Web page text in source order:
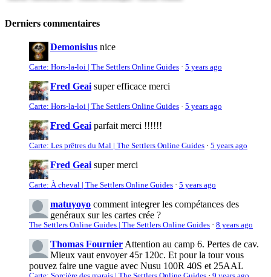
Derniers commentaires
Demonisius nice
Carte: Hors-la-loi | The Settlers Online Guides · 5 years ago
Fred Geai super efficace merci
Carte: Hors-la-loi | The Settlers Online Guides · 5 years ago
Fred Geai parfait merci !!!!!!
Carte: Les prêtres du Mal | The Settlers Online Guides · 5 years ago
Fred Geai super merci
Carte: À cheval | The Settlers Online Guides · 5 years ago
matuyoyo comment integrer les compétances des
genéraux sur les cartes crée ?
The Settlers Online Guides | The Settlers Online Guides · 8 years ago
Thomas Fournier Attention au camp 6. Pertes de cav.
Mieux vaut envoyer 45r 120c. Et pour la tour vous
pouvez faire une vague avec Nusu 100R 40S et 25AAL